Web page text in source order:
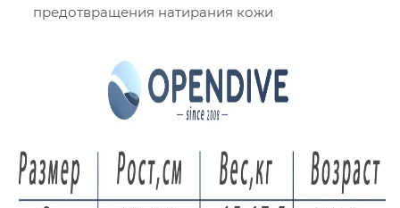
предотвращения натирания кожи